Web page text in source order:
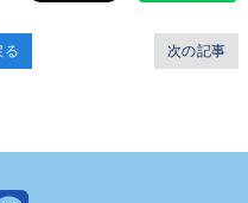
次の記事
る